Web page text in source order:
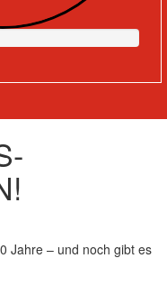
Jahre – und noch gibt es